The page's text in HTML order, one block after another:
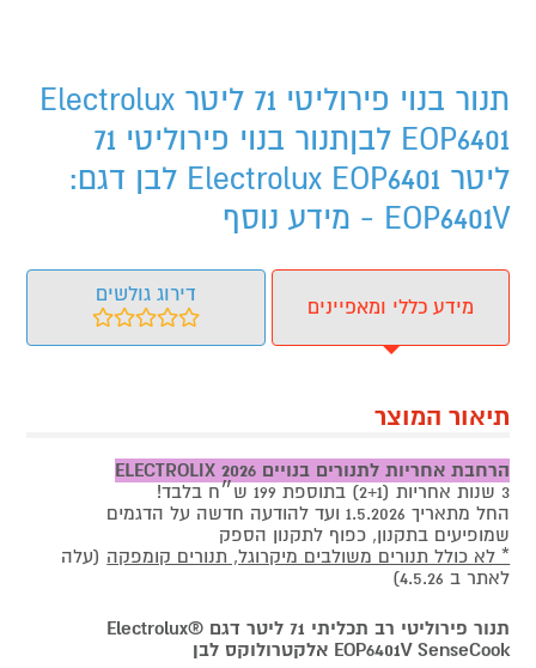
תנור בנוי פירוליטי 71 ליטר Electrolux
EOP6401 לבןתנור בנוי פירוליטי 71
ליטר Electrolux EOP6401 לבן דגם:
EOP6401V - מידע נוסף
מידע כללי ומאפיינים
דירוג גולשים
תיאור המוצר
הרחבת אחריות לתנורים בנויים
3 שנות אחריות (2+1) בתוספת 199 ש״ח בלבד!
החל מתאריך 1.5.2026 ועד להודעה חדשה על הדגמים
שמופיעים בתקנון, כפוף לתקנון הספק
* לא כולל תנורים משולבים מיקרוגל, תנורים קומפקה (עלה
לאתר ב 4.5.26)
תנור פירוליטי רב תכליתי 71 ליטר דגם ®Electrolux
EOP6401V SenseCook אלקטרולוקס לבן